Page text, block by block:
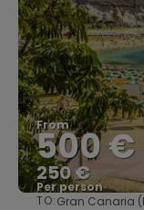
From
500 €
250 €
Per person
TO:Gran Canaria